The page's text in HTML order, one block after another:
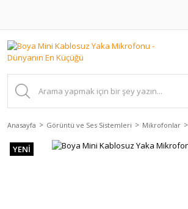
Anasayfa Görüntü ve Ses Sistemleri Mikrofonlar
YENİ